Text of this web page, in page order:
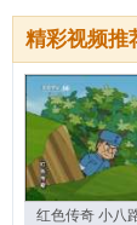
精彩视频推
红色传奇 小八